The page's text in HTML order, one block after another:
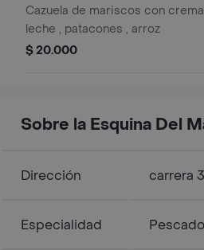
Cazuela de mariscos con
leche , patacones , arroz
$ 20.000
Sobre la Esquina Del
Dirección carrera
Especialidad